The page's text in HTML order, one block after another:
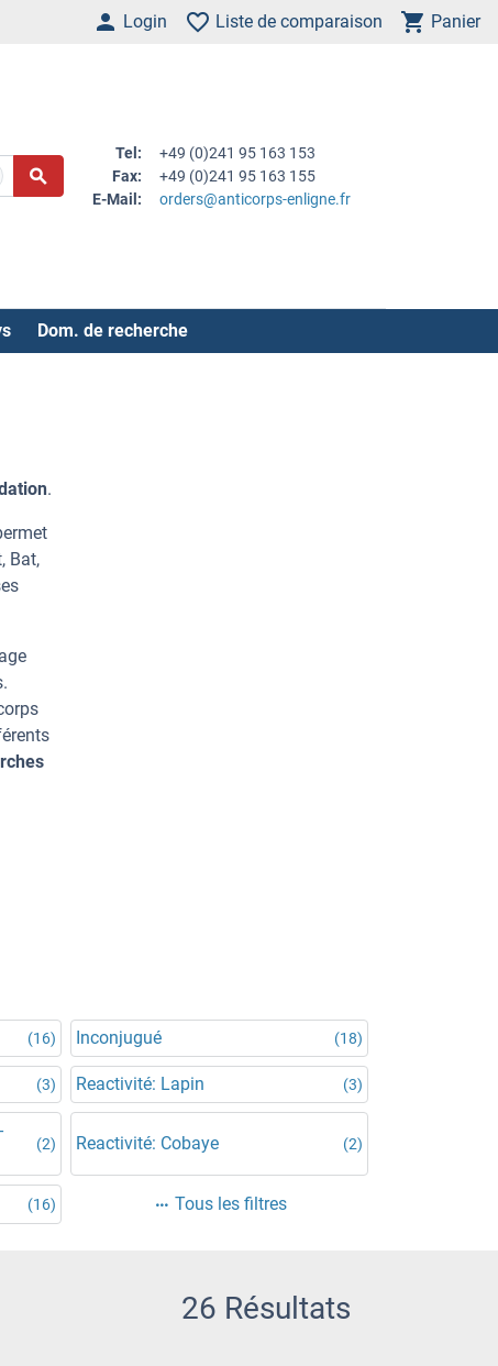
Login Liste de comparaison Panier
Tel:
+49 (0)241 95 163 153
Fax:
+49 (0)241 95 163 155
E-Mail:
orders@anticorps-enligne.fr
Dom. de recherche
.
Bat,
(16) Inconjugué (18)
(3) Reactivité: Lapin (3)
(2) Reactivité: Cobaye (2)
(16) Tous les filtres
26 Résultats